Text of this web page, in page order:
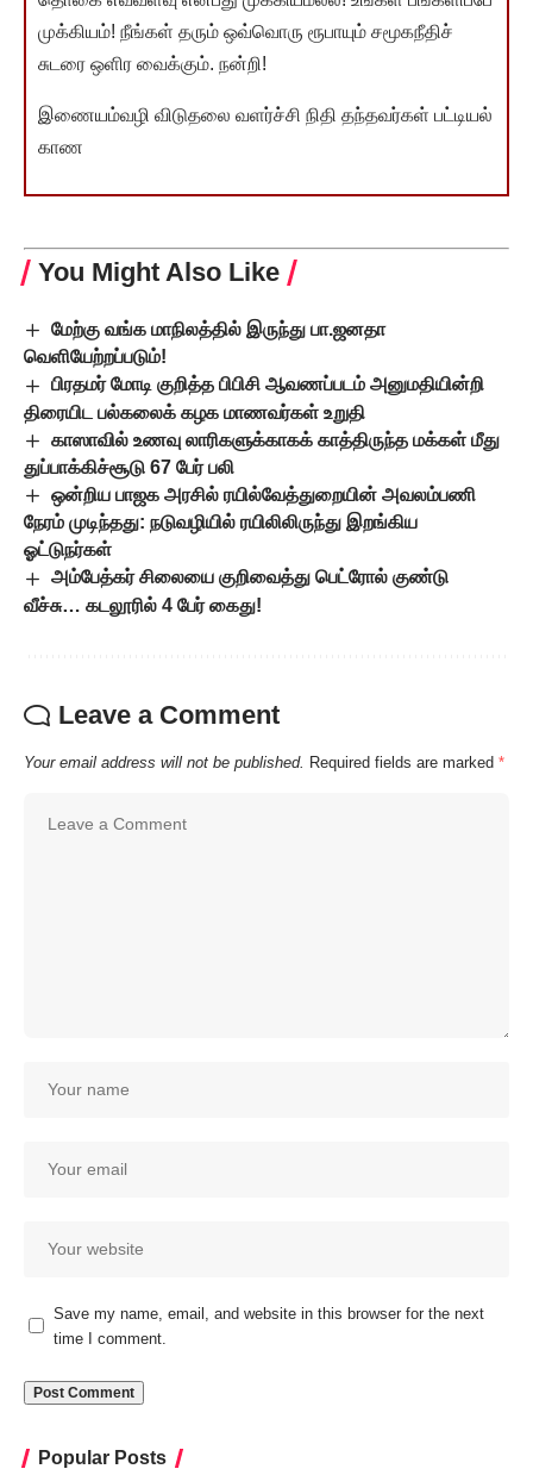
முக்கியம்! நீங்கள் தரும் ஒவ்வொரு ரூபாயும் சமூகநீதிச்
சுடரை ஒளிர வைக்கும். நன்றி!
இணையம்வழி விடுதலை வளர்ச்சி நிதி தந்தவர்கள் பட்டியல்
காண
You Might Also Like
மேற்கு வங்க மாநிலத்தில் இருந்து பா.ஜனதா
வெளியேற்றப்படும்!
பிரதமர் மோடி குறித்த பிபிசி ஆவணப்படம் அனுமதியின்றி
திரையிட பல்கலைக் கழக மாணவர்கள் உறுதி
காஸாவில் உணவு லாரிகளுக்காகக் காத்திருந்த மக்கள் மீது
துப்பாக்கிச்சூடு 67 பேர் பலி
ஒன்றிய பாஜக அரசில் ரயில்வேத்துறையின் அவலம்பணி
நேரம் முடிந்தது: நடுவழியில் ரயிலிலிருந்து இறங்கிய
ஓட்டுநர்கள்
அம்பேத்கர் சிலையை குறிவைத்து பெட்ரோல் குண்டு
வீச்சு… கடலூரில் 4 பேர் கைது!
Leave a Comment
Your email address will not be published. Required fields are marked *
Save my name, email, and website in this browser for the next
time I comment.
Popular Posts